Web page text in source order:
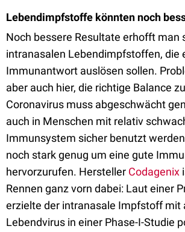
Lebendimpfstoffe könnten noch
Noch bessere Resultate erhofft man
intranasalen Lebendimpfstoffen, die
Immunantwort auslösen sollen.
aber auch hier, die richtige Balance
Coronavirus muss abgeschwächt
auch in Menschen mit relativ
Immunsystem sicher benutzt
noch stark genug um eine gute
hervorzurufen. Hersteller Codagenix
Rennen ganz vorn dabei: Laut einer
erzielte der intranasale Impfstoff mit
Lebendvirus in einer Phase-I-Studie